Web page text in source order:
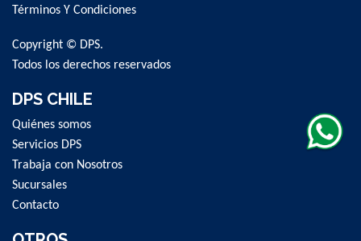
Newsletter:
Términos Y Condiciones
Copyright © DPS.
Todos los derechos reservados
DPS CHILE
Quiénes somos
Servicios DPS
Trabaja con Nosotros
Sucursales
Contacto